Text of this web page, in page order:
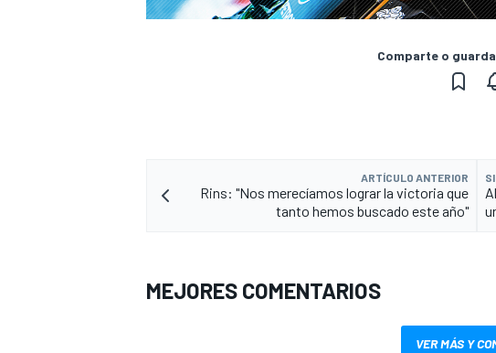
Comparte o
ARTÍCULO ANTERIOR
Rins: "Nos merecíamos lograr la victoria que
tanto hemos buscado este año"
MEJORES COMENTARIOS
VER MÁS Y